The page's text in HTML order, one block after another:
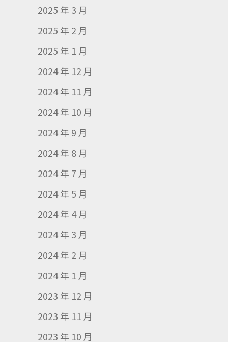
2025 年 3 月
2025 年 2 月
2025 年 1 月
2024 年 12 月
2024 年 11 月
2024 年 10 月
2024 年 9 月
2024 年 8 月
2024 年 7 月
2024 年 5 月
2024 年 4 月
2024 年 3 月
2024 年 2 月
2024 年 1 月
2023 年 12 月
2023 年 11 月
2023 年 10 月